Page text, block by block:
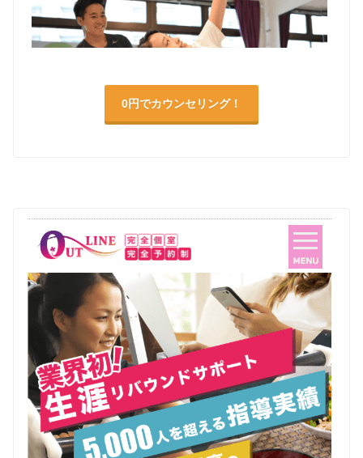
0円でカウンセリング！